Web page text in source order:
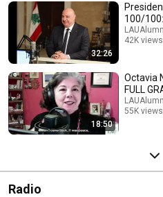
32:26
100/100:
42K views
18:50
Octavia Nasr |
FULL
55K views
Radio